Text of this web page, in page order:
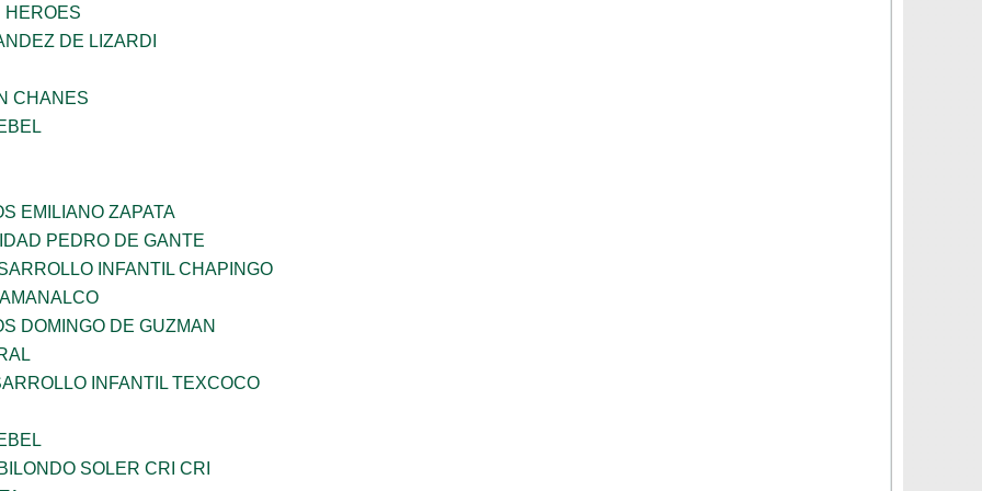
HEROES
DE LIZARDI
CHANES
EMILIANO ZAPATA
PEDRO DE GANTE
INFANTIL CHAPINGO
DOMINGO DE GUZMAN
INFANTIL TEXCOCO
SOLER CRI CRI